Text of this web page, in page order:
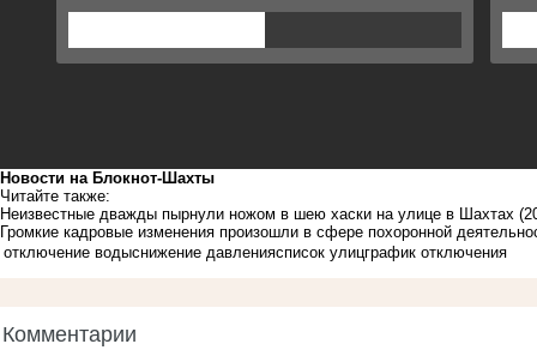
Новости на Блoкнoт-Шахты
Читайте также:
Неизвестные дважды пырнули ножом в шею хаски на улице в Шахтах
Громкие кадровые изменения произошли в сфере похоронной
отключение водыснижение давлениясписок улицграфик отключения
Комментарии